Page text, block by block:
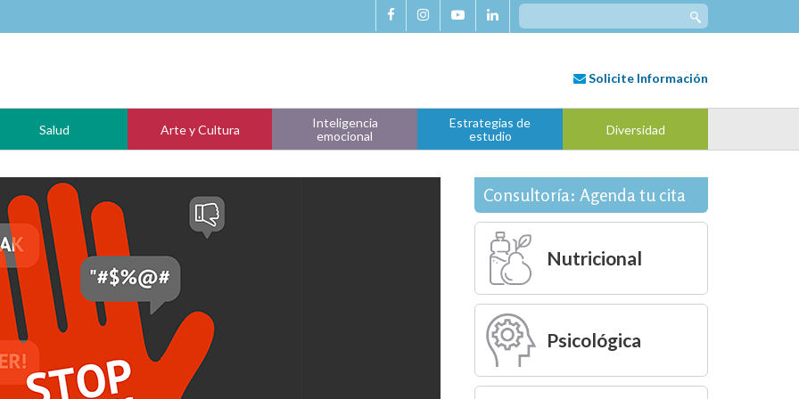
Search
for:
Solicite Información
Salud Arte y Cultura
Inteligencia
emocional
Estrategias de
estudio
Diversidad
Consultoría: Agenda tu cita
Nutricional
Psicológica